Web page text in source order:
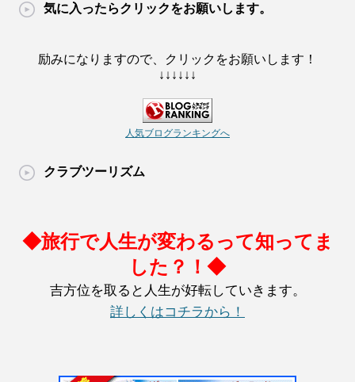
気に入ったらクリックをお願いします。
励みになりますので、クリックをお願いします！
↓↓↓↓↓↓
人気ブログランキングへ
クラブツーリズム
◆旅行で人生が変わるって知ってま
した？！◆
吉方位を取ると人生が好転していきます。
詳しくはコチラから！